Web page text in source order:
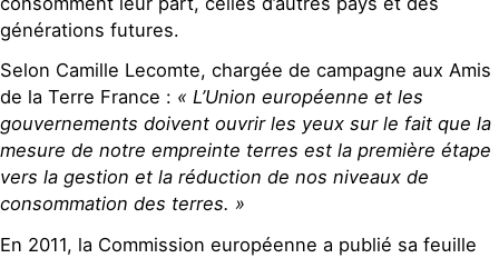
générations futures.
Selon Camille Lecomte, chargée de campagne aux Amis
de la Terre France : « L’Union européenne et les
gouvernements doivent ouvrir les yeux sur le fait que la
mesure de notre empreinte terres est la première étape
vers la gestion et la réduction de nos niveaux de
consommation des terres. »
En 2011, la Commission européenne a publié sa feuille